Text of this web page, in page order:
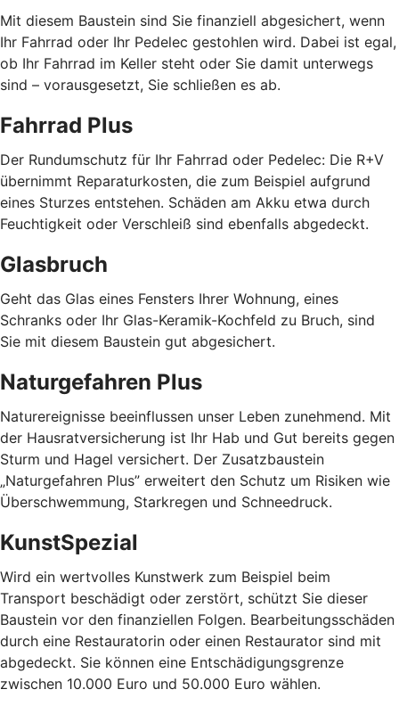
Mit diesem Baustein sind Sie finanziell abgesichert, wenn
Ihr Fahrrad oder Ihr Pedelec gestohlen wird. Dabei ist egal,
ob Ihr Fahrrad im Keller steht oder Sie damit unterwegs
sind – vorausgesetzt, Sie schließen es ab.
Fahrrad Plus
Der Rundumschutz für Ihr Fahrrad oder Pedelec: Die R+V
übernimmt Reparaturkosten, die zum Beispiel aufgrund
eines Sturzes entstehen. Schäden am Akku etwa durch
Feuchtigkeit oder Verschleiß sind ebenfalls abgedeckt.
Glasbruch
Geht das Glas eines Fensters Ihrer Wohnung, eines
Schranks oder Ihr Glas-Keramik-Kochfeld zu Bruch, sind
Sie mit diesem Baustein gut abgesichert.
Naturgefahren Plus
Naturereignisse beeinflussen unser Leben zunehmend. Mit
der Hausratversicherung ist Ihr Hab und Gut bereits gegen
Sturm und Hagel versichert. Der Zusatzbaustein
„Naturgefahren Plus” erweitert den Schutz um Risiken wie
Überschwemmung, Starkregen und Schneedruck.
KunstSpezial
Wird ein wertvolles Kunstwerk zum Beispiel beim
Transport beschädigt oder zerstört, schützt Sie dieser
Baustein vor den finanziellen Folgen. Bearbeitungsschäden
durch eine Restauratorin oder einen Restaurator sind mit
abgedeckt. Sie können eine Entschädigungsgrenze
zwischen 10.000 Euro und 50.000 Euro wählen.